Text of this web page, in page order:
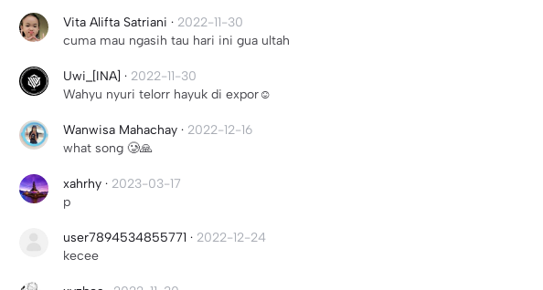
Vita Alifta Satriani · 2022-11-30
cuma mau ngasih tau hari ini gua ultah
Uwi_[INA] · 2022-11-30
Wahyu nyuri telorr hayuk di expor☺️
Wanwisa Mahachay · 2022-12-16
what song 🥲🙏
xahrhy · 2023-03-17
p
user7894534855771 · 2022-12-24
kecee